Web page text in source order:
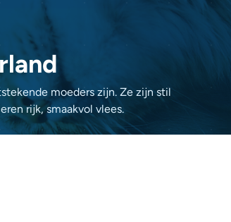
moeders zijn. Ze zijn stil
rijk, smaakvol vlees.